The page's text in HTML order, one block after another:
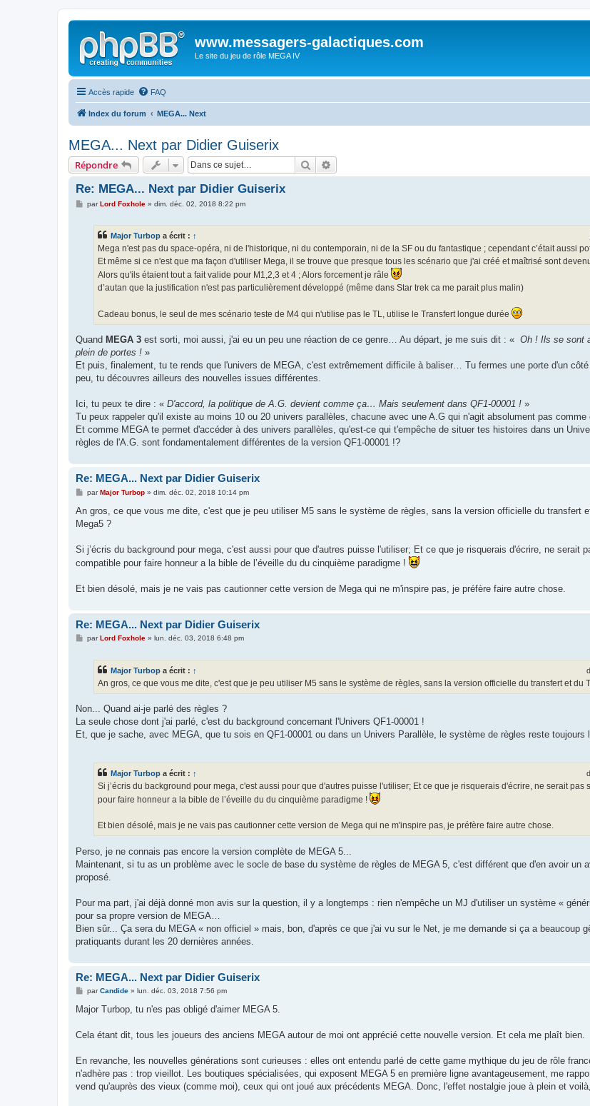
www.messagers-galactiques.com
Le site du jeu de rôle MEGA IV
Accès rapide FAQ
Index du forum MEGA... Next
MEGA... Next par Didier Guiserix
Répondre Rechercher
Re: MEGA... Next par Didier Guiserix
MparLord Foxhole» dim. déc. 02, 2018 8:22 pm
Major Turbop a écrit : ↑
Mega n'est pas du space-opéra, ni de l'historique, ni du contemporain, ni de la SF ou du fantastique ; cependant c’était aussi
Et même si ce n'est que ma façon d'utiliser Mega, il se trouve que presque tous les scénario que j'ai créé et maîtrisé sont
Alors qu'ils étaient tout a fait valide pour M1,2,3 et 4 ; Alors forcement je râle
d’autan que la justification n'est pas particulièrement développé (même dans Star trek ca me parait plus malin)
Cadeau bonus, le seul de mes scénario teste de M4 qui n'utilise pas le TL, utilise le Transfert longue durée
Quand MEGA 3 est sorti, moi aussi, j'ai eu un peu une réaction de ce genre… Au départ, je me suis dit : « Oh ! Ils se sont
plein de portes ! »
Et puis, finalement, tu te rends que l'univers de MEGA, c'est extrêmement difficile à baliser… Tu fermes une porte d'un
peu, tu découvres ailleurs des nouvelles issues différentes.
Ici, tu peux te dire : « D'accord, la politique de A.G. devient comme ça… Mais seulement dans QF1-00001 ! »
Tu peux rappeler qu'il existe au moins 10 ou 20 univers parallèles, chacune avec une A.G qui n'agit absolument pas comme
Et comme MEGA te permet d'accéder à des univers parallèles, qu'est-ce qui t'empêche de situer tes histoires dans un
règles de l'A.G. sont fondamentalement différentes de la version QF1-00001 !?
Re: MEGA... Next par Didier Guiserix
M
s
a
parMajor Turbop» dim. déc. 02, 2018 10:14 pm
An gros, ce que vous me dite, c'est que je peu utiliser M5 sans le système de règles, sans la version officielle du transfert
Mega5 ?
Si j’écris du background pour mega, c'est aussi pour que d'autres puisse l'utiliser; Et ce que je risquerais d'écrire, ne serait
compatible pour faire honneur a la bible de l’éveille du du cinquième paradigme !
Et bien désolé, mais je ne vais pas cautionner cette version de Mega qui ne m'inspire pas, je préfère faire autre chose.
Re: MEGA... Next par Didier Guiserix
MparLord Foxhole» lun. déc. 03, 2018 6:48 pm
Major Turbop a écrit : ↑
An gros, ce que vous me dite, c'est que je peu utiliser M5 sans le système de règles, sans la version officielle du transfert et du
Non... Quand ai-je parlé des règles ?
La seule chose dont j'ai parlé, c'est du background concernant l'Univers QF1-00001 !
Et, que je sache, avec MEGA, que tu sois en QF1-00001 ou dans un Univers Parallèle, le système de règles reste toujours
Major Turbop a écrit : ↑
Si j’écris du background pour mega, c'est aussi pour que d'autres puisse l'utiliser; Et ce que je risquerais d'écrire, ne serait pas
pour faire honneur a la bible de l’éveille du du cinquième paradigme !
Et bien désolé, mais je ne vais pas cautionner cette version de Mega qui ne m'inspire pas, je préfère faire autre chose.
Perso, je ne connais pas encore la version complète de MEGA 5...
Maintenant, si tu as un problème avec le socle de base du système de règles de MEGA 5, c'est différent que d'en avoir un
proposé.
Pour ma part, j'ai déjà donné mon avis sur la question, il y a longtemps : rien n'empêche un MJ d'utiliser un système «
pour sa propre version de MEGA…
Bien sûr... Ça sera du MEGA « non officiel » mais, bon, d'après ce que j'ai vu sur le Net, je me demande si ça a beaucoup
pratiquants durant les 20 dernières années.
Re: MEGA... Next par Didier Guiserix
M
s
g
parCandide» lun. déc. 03, 2018 7:56 pm
Major Turbop, tu n'es pas obligé d'aimer MEGA 5.
Cela étant dit, tous les joueurs des anciens MEGA autour de moi ont apprécié cette nouvelle version. Et cela me plaît bien.
En revanche, les nouvelles générations sont curieuses : elles ont entendu parlé de cette game mythique du jeu de rôle
n'adhère pas : trop vieillot. Les boutiques spécialisées, qui exposent MEGA 5 en première ligne avantageusement, me
vend qu'auprès des vieux (comme moi), ceux qui ont joué aux précédents MEGA. Donc, l'effet nostalgie joue à plein et